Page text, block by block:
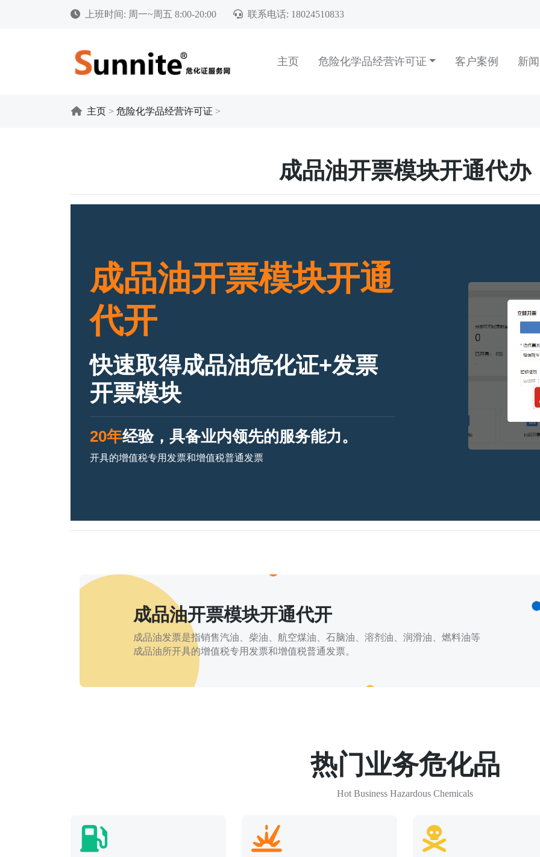
上班时间: 周一~周五 8:00-20:00 联系电话: 18024510833
主页 危险化学品经营许可证 客户案例 新
主页 > 危险化学品经营许可证 >
成品油开票模块开通代办
成品油开票模块开通
代开
快速取得成品油危化证+发票
开票模块
20年经验，具备业内领先的服务能力。
开具的增值税专用发票和增值税普通发票
成品油开票模块开通代开
成品油发票是指销售汽油、柴油、航空煤油、石脑油、溶剂油、润滑油、燃料油等
成品油所开具的增值税专用发票和增值税普通发票。
热门业务危化品
Hot Business Hazardous Chemicals